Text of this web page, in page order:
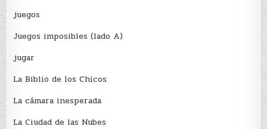
juegos
Juegos imposibles (lado A)
jugar
La Biblio de los Chicos
La cámara inesperada
La Ciudad de las Nubes